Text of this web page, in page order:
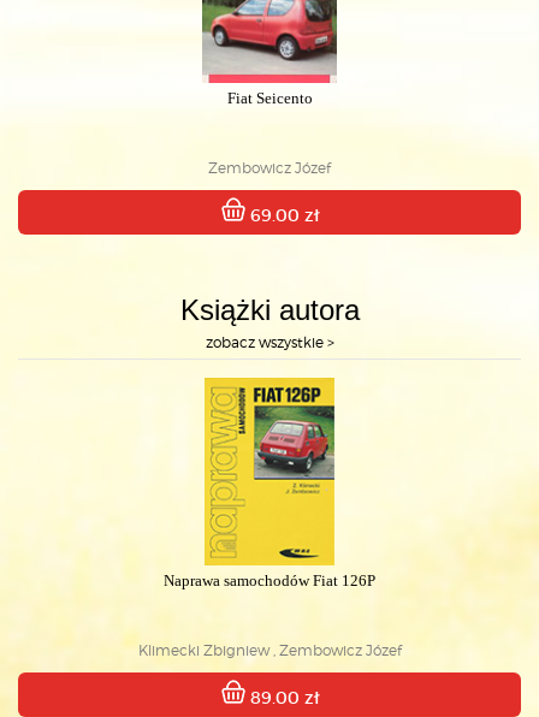
Fiat Seicento
Zembowicz Józef
69.00 zł
Książki autora
zobacz wszystkie >
Naprawa samochodów Fiat 126P
Klimecki Zbigniew , Zembowicz Józef
89.00 zł